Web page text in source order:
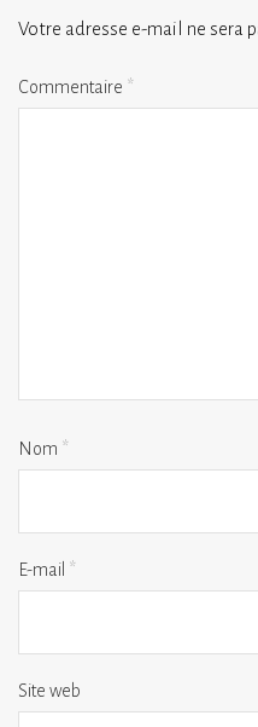
Votre adresse e-mail ne sera
Commentaire *
Nom *
E-mail *
Site web